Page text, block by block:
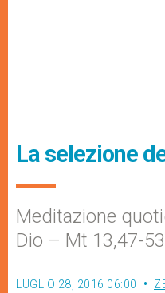
La selezione
Meditazione
Dio – Mt 13,47-53
LUGLIO 28, 2016 06:00